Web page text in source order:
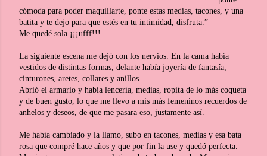
cómoda para poder maquillarte, ponte estas medias, tacones, y una
batita y te dejo para que estés en tu intimidad, disfruta.”
Me quedé sola ¡¡¡ufff!!!
La siguiente escena me dejó con los nervios. En la cama había
vestidos de distintas formas, delante había joyería de fantasía,
cinturones, aretes, collares y anillos.
Abrió el armario y había lencería, medias, ropita de lo más coqueta
y de buen gusto, lo que me llevo a mis más femeninos recuerdos de
anhelos y deseos, de que me pasara eso, justamente así.
Me había cambiado y la llamo, subo en tacones, medias y esa bata
rosa que compré hace años y que por fin la use y quedó perfecta.